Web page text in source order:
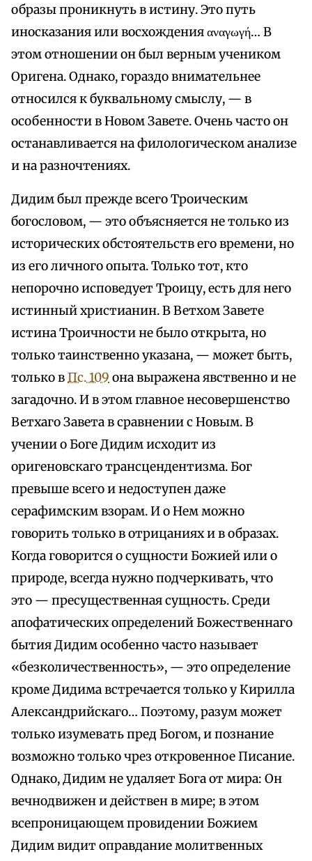
образы проникнуть в истину. Это путь
иносказания или восхождения αναγωγή… В
этом отношении он был верным учеником
Оригена. Однако, гораздо внимательнее
относился к буквальному смыслу, — в
особенности в Новом Завете. Очень часто он
останавливается на филологическом анализе
и на разночтениях.
Дидим был прежде всего Троическим
богословом, — это объясняется не только из
исторических обстоятельств его времени, но
из его личного опыта. Только тот, кто
непорочно исповедует Троицу, есть для него
истинный христианин. В Ветхом Завете
истина Троичности не было открыта, но
только таинственно указана, — может быть,
только вПс. 109 она выражена явственно и не
загадочно. И в этом главное несовершенство
Ветхаго Завета в сравнении с Новым. В
учении о Боге Дидим исходит из
оригеновскаго трансцендентизма. Бог
превыше всего и недоступен даже
серафимским взорам. И о Нем можно
говорить только в отрицаниях и в образах.
Когда говорится о сущности Божией или о
природе, всегда нужно подчеркивать, что
это — пресущественная сущность. Среди
апофатических определений Божественнаго
бытия Дидим особенно часто называет
«безколичественность», — это определение
кроме Дидима встречается только у Кирилла
Александрийскаго… Поэтому, разум может
только изумевать пред Богом, и познание
возможно только чрез откровенное Писание.
Однако, Дидим не удаляет Бога от мира: Он
вечнодвижен и действен в мире; в этом
всепроницающем провидении Божием
Дидим видит оправдание молитвенных